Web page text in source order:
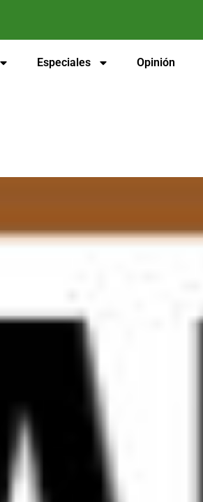
Especiales Opinión